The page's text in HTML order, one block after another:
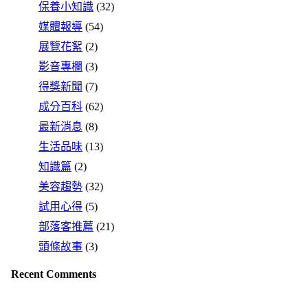
保養小知識 (32)
媒體報導 (54)
展覽花絮 (2)
影音專欄 (3)
得獎新聞 (7)
成分百科 (62)
最新消息 (8)
生活品味 (13)
知識篇 (2)
美容趨勢 (32)
試用心得 (5)
部落客推薦 (21)
頭條故事 (3)
Recent Comments